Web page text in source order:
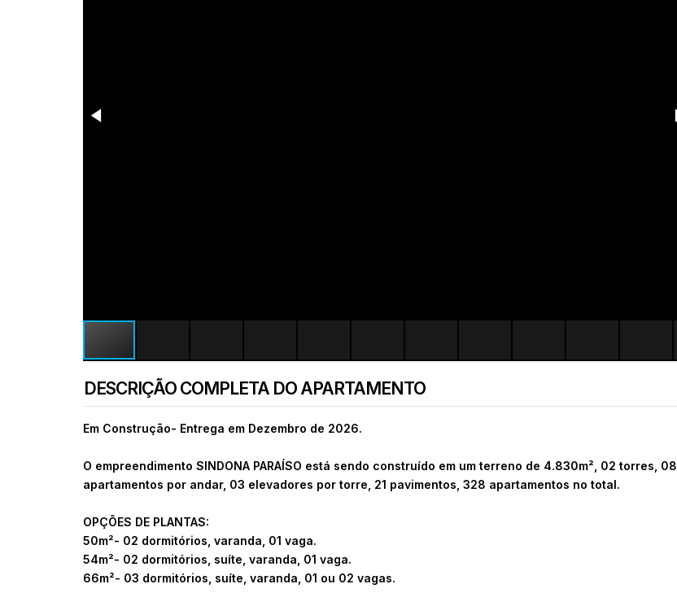
DESCRIÇÃO COMPLETA DO APARTAMENTO
Em Construção- Entrega em Dezembro de 2026.
O empreendimento SINDONA PARAÍSO está sendo construído em um terreno de 4.830m², 02 torres, 08
apartamentos por andar, 03 elevadores por torre, 21 pavimentos, 328 apartamentos no total.
OPÇÕES DE PLANTAS:
50m²- 02 dormitórios, varanda, 01 vaga.
54m²- 02 dormitórios, suíte, varanda, 01 vaga.
66m²- 03 dormitórios, suíte, varanda, 01 ou 02 vagas.